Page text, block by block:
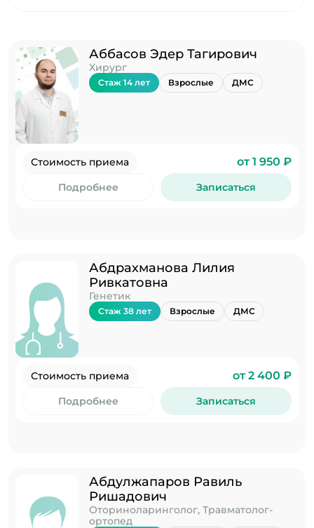
Аббасов Эдер Тагирович
Хирург
Стаж 14 лет Взрослые ДМС
Стоимость приема от 1 950 ₽
Подробнее Записаться
Абдрахманова Лилия
Ривкатовна
Генетик
Стаж 38 лет Взрослые ДМС
Стоимость приема от 2 400 ₽
Подробнее Записаться
Абдулжапаров Равиль
Ришадович
Оториноларинголог, Травматолог-
ортопед